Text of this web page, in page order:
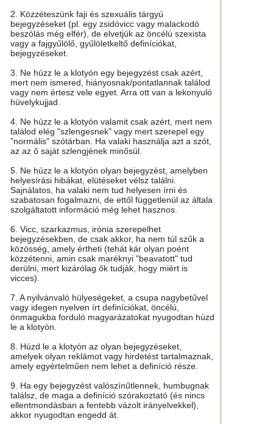
2. Közzéteszünk faji és szexuális tárgyú
bejegyzéseket (pl. egy zsidóvicc vagy malackodó
beszólás még elfér), de elvetjük az öncélú szexista
vagy a fajgyűlölő, gyűlöletkeltő definíciókat,
bejegyzéseket.
3. Ne húzz le a klotyón egy bejegyzést csak azért,
mert nem ismered, hiányosnak/pontatlannak találod
vagy nem értesz vele egyet. Arra ott van a lekonyuló
hüvelykujjad.
4. Ne húzz le a klotyón valamit csak azért, mert nem
találod elég "szlengesnek" vagy mert szerepel egy
"normális" szótárban. Ha valaki használja azt a szót,
az az ő saját szlengjének minősül.
5. Ne húzz le a klotyón olyan bejegyzést, amelyben
helyesírási hibákat, elütéseket vélsz találni.
Sajnálatos, ha valaki nem tud helyesen írni és
szabatosan fogalmazni, de ettől függetlenül az általa
szolgáltatott információ még lehet hasznos.
6. Vicc, szarkazmus, irónia szerepelhet
bejegyzésekben, de csak akkor, ha nem túl szűk a
közösség, amely értheti (tehát kár olyan poént
közzétenni, amin csak maréknyi "beavatott" tud
derülni, mert kizárólag ők tudják, hogy miért is
vicces).
7. A nyilvánvaló hülyeségeket, a csupa nagybetűvel
vagy idegen nyelven írt definíciókat, öncélú,
önmagukba forduló magyarázatokat nyugodtan húzd
le a klotyón.
8. Húzd le a klotyón az olyan bejegyzéseket,
amelyek olyan reklámot vagy hirdetést tartalmaznak,
amely egyértelműen nem lehet a definíció része.
9. Ha egy bejegyzést valószínűtlennek, humbugnak
találsz, de maga a definíció szórakoztató (és nincs
ellentmondásban a fentebb vázolt irányelvekkel),
akkor nyugodtan engedd át.